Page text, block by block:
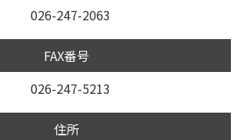
026-247-2063
FAX番号
026-247-5213
住所